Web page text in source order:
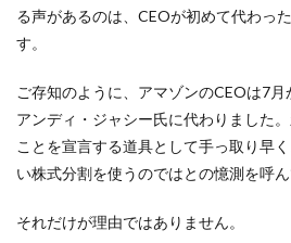
る声があるのは、CEOが初めて代わっ
す。
ご存知のように、アマゾンのCEOは7
アンディ・ジャシー氏に代わりました
ことを宣言する道具として手っ取り早
い株式分割を使うのではとの憶測を呼ん
それだけが理由ではありません。